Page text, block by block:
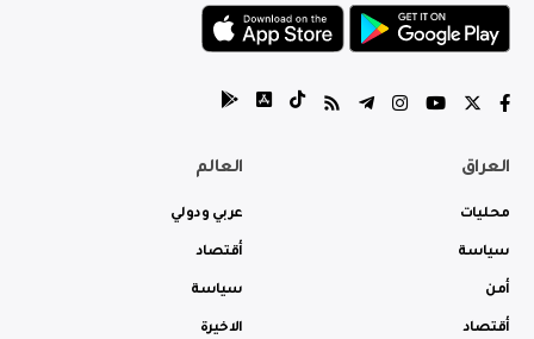
العراق
محليات
سياسة
أمن
أقتصاد
العالم
عربي ودولي
أقتصاد
سياسة
الاخيرة